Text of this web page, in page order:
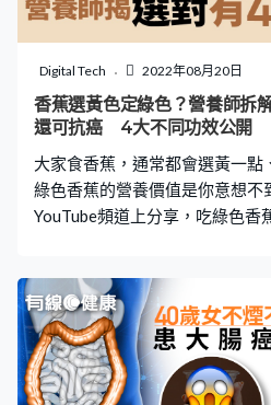
銅鑼灣香港中央圖書館（服務至
或以上人士提供復必泰疫苗的社
山紀念公園體育館旺角界限街體
光街體育館荔枝角公園體育館
館港鐵青衣站沙田香港中文大學
籌」）薄扶林香港大
Digital Tech 2022年08月20日
香蕉選黃色定綠色？營養師拆
還可抗癌 4大不同功效公開
大家食香蕉，通常都會選黃一
綠色香蕉的營養價值是你意想不
YouTube頻道上分享，吃綠色香
色香蕉保持腸道健康 簡鈺樺指
人體吸收後，並無法像其他食物
它會發酵成短鏈脂肪酸。短鏈脂
的食物來源，因此綠色香蕉有助
究指出能降低大腸癌風險。如果